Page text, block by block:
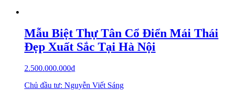
Mẫu Biệt Thự Tân Cổ Điển Mái Thái
Đẹp Xuất Sắc Tại Hà Nội
2.500.000.000₫
Chủ đầu tư: Nguyễn Viết Sáng